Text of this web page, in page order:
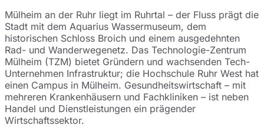
Mülheim an der Ruhr liegt im Ruhrtal – der Fluss prägt die
Stadt mit dem Aquarius Wassermuseum, dem
historischen Schloss Broich und einem ausgedehnten
Rad- und Wanderwegenetz. Das Technologie-Zentrum
Mülheim (TZM) bietet Gründern und wachsenden Tech-
Unternehmen Infrastruktur; die Hochschule Ruhr West hat
einen Campus in Mülheim. Gesundheitswirtschaft – mit
mehreren Krankenhäusern und Fachkliniken – ist neben
Handel und Dienstleistungen ein prägender
Wirtschaftssektor.